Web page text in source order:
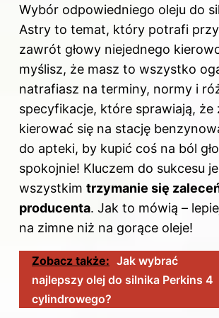
Wybór odpowiedniego oleju do
Astry to temat, który potrafi
zawrót głowy niejednego
myślisz, że masz to wszystko
natrafiasz na terminy, normy i
specyfikacje, które sprawiają, że
kierować się na stację
do apteki, by kupić coś na ból
spokojnie! Kluczem do sukcesu
wszystkim trzymanie się
producenta. Jak to mówią –
na zimne niż na gorące oleje!
Zobacz także: Jak wybrać
najlepszy olej do silnika Perkins 4
cylindrowego?